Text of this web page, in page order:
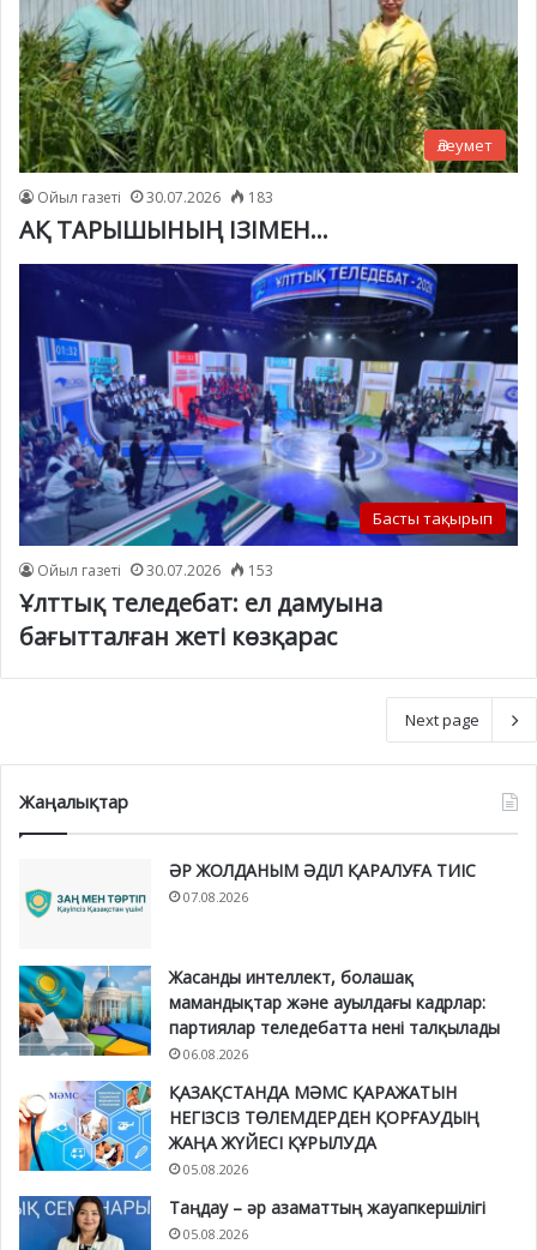
Әлеумет
Ойыл газеті 30.07.2026 183
АҚ ТАРЫШЫНЫҢ ІЗІМЕН…
Басты тақырып
Ойыл газеті 30.07.2026 153
Ұлттық теледебат: ел дамуына
бағытталған жеті көзқарас
Next page
Жаңалықтар
ӘР ЖОЛДАНЫМ ӘДІЛ ҚАРАЛУҒА ТИІС
07.08.2026
Жасанды интеллект, болашақ
мамандықтар және ауылдағы кадрлар:
партиялар теледебатта нені талқылады
06.08.2026
ҚАЗАҚСТАНДА МӘМС ҚАРАЖАТЫН
НЕГІЗСІЗ ТӨЛЕМДЕРДЕН ҚОРҒАУДЫҢ
ЖАҢА ЖҮЙЕСІ ҚҰРЫЛУДА
05.08.2026
Таңдау – әр азаматтың жауапкершілігі
05.08.2026